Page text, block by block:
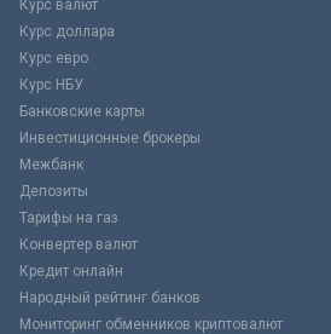
Курс валют
Курс доллара
Курс евро
Курс НБУ
Банковские карты
Инвестиционные брокеры
Межбанк
Депозиты
Тарифы на газ
Конвертер валют
Кредит онлайн
Народный рейтинг банков
Мониторинг обменников криптовалют